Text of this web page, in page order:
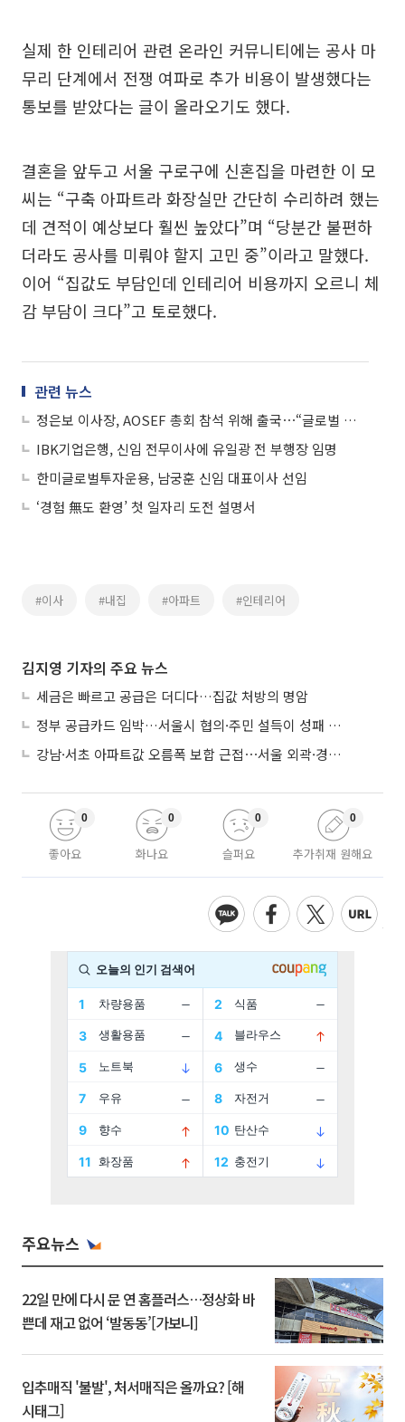
실제 한 인테리어 관련 온라인 커뮤니티에는 공사 마
무리 단계에서 전쟁 여파로 추가 비용이 발생했다는
통보를 받았다는 글이 올라오기도 했다.
결혼을 앞두고 서울 구로구에 신혼집을 마련한 이 모
씨는 “구축 아파트라 화장실만 간단히 수리하려 했는
데 견적이 예상보다 훨씬 높았다”며 “당분간 불편하
더라도 공사를 미뤄야 할지 고민 중”이라고 말했다.
이어 “집값도 부담인데 인테리어 비용까지 오르니 체
감 부담이 크다”고 토로했다.
관련 뉴스
정은보 이사장, AOSEF 총회 참석 위해 출국⋯“글로벌 경쟁력 높일 것”
IBK기업은행, 신임 전무이사에 유일광 전 부행장 임명
한미글로벌투자운용, 남궁훈 신임 대표이사 선임
‘경험 無도 환영’ 첫 일자리 도전 설명서
#이사 #내집 #아파트 #인테리어
김지영 기자의 주요 뉴스
세금은 빠르고 공급은 더디다…집값 처방의 명암
정부 공급카드 임박…서울시 협의·주민 설득이 성패 가른다
강남·서초 아파트값 오름폭 보합 근접⋯서울 외곽·경기 남부 중심 매수세
좋아요
0
화나요
0
슬퍼요
0
추가취재 원해요
0
주요뉴스
22일 만에 다시 문 연 홈플러스…정상화 바
쁜데 재고 없어 ‘발동동’[가보니]
입추매직 '불발', 처서매직은 올까요? [해
시태그]